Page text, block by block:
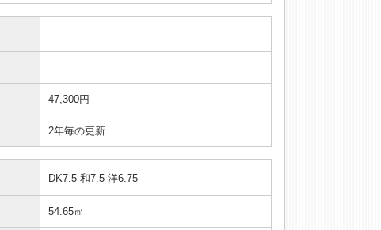
47,300円
2年毎の更新
DK7.5 和7.5 洋6.75
54.65㎡